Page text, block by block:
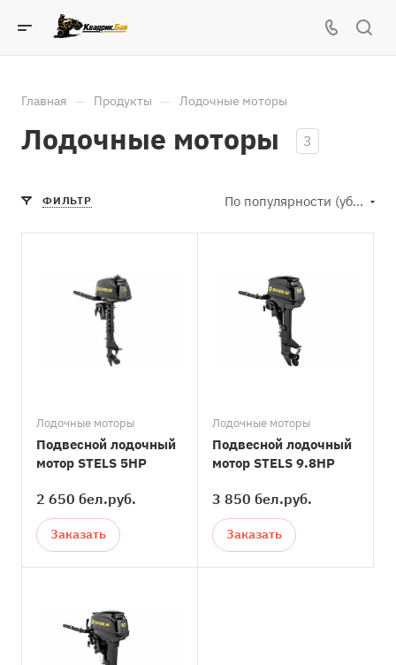
Главная — Продукты — Лодочные моторы
Лодочные моторы 3
ФИЛЬТР По популярности (убывание)
Лодочные моторы
Подвесной лодочный
мотор STELS 5HP
2 650 бел.руб.
Заказать
Лодочные моторы
Подвесной лодочный
мотор STELS 9.8HP
3 850 бел.руб.
Заказать